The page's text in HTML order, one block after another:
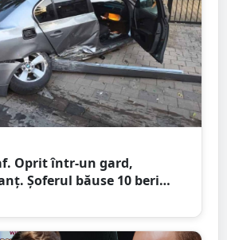
Oprit într-un gard,
Șoferul băuse 10 beri
volan